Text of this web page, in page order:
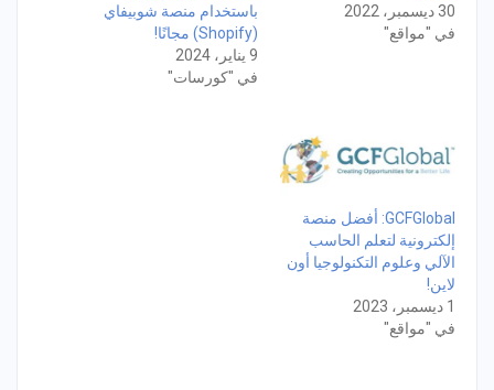
30 ديسمبر، 2022
في "مواقع"
باستخدام منصة شوبيفاي
(Shopify) مجانًا!
9 يناير، 2024
في "كورسات"
GCFGlobal: أفضل منصة
إلكترونية لتعلم الحاسب
الآلي وعلوم التكنولوجيا أون
لاين!
1 ديسمبر، 2023
في "مواقع"